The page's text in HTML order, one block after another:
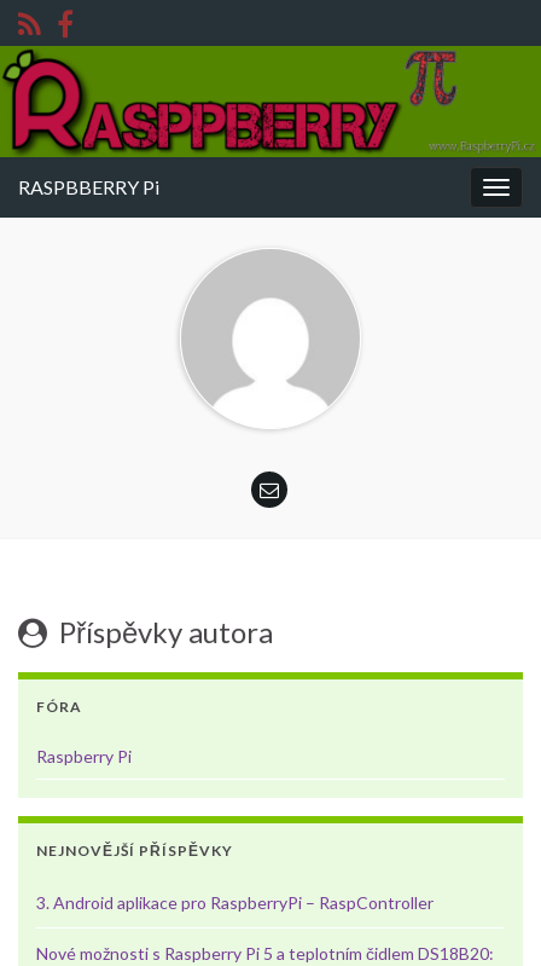
RASPBBERRY Pi
Příspěvky autora
FÓRA
Raspberry Pi
NEJNOVĚJŠÍ PŘÍSPĚVKY
3. Android aplikace pro RaspberryPi – RaspController
Nové možnosti s Raspberry Pi 5 a teplotním čidlem DS18B20: